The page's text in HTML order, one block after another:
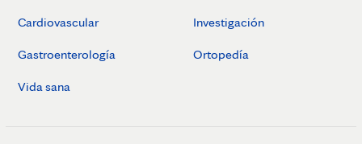
Cardiovascular
Gastroenterología
Vida sana
Investigación
Ortopedía